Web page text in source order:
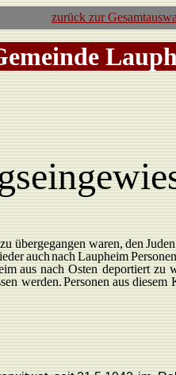
zurück zur
übergegangen waren,denJuden
auchnachLaupheim Personen
aus nach Osten deportiert zu
werden.Personen ausdiesem